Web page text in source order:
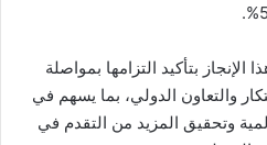
بتأكيد التزامها بمواصلة
والتعاون الدولي، بما يسهم في
وتحقيق المزيد من التقدم في